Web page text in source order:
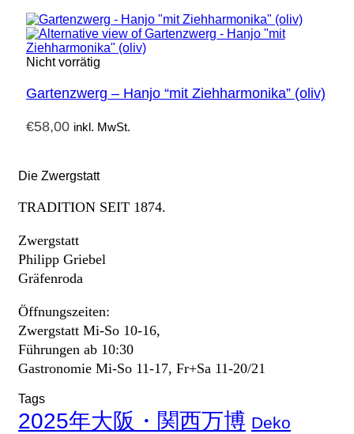
Nicht vorrätig
Gartenzwerg – Hanjo “mit Ziehharmonika” (oliv)
€58,00 inkl. MwSt.
Die Zwergstatt
TRADITION SEIT 1874.
Zwergstatt
Philipp Griebel
Gräfenroda
Öffnungszeiten:
Zwergstatt Mi-So 10-16,
Führungen ab 10:30
Gastronomie Mi-So 11-17, Fr+Sa 11-20/21
Tags
2025年大阪・関西万博 Deko